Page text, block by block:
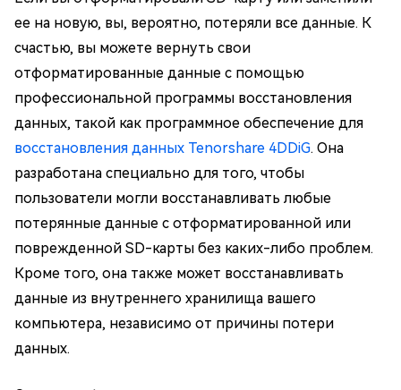
ее на новую, вы, вероятно, потеряли все данные. К
счастью, вы можете вернуть свои
отформатированные данные с помощью
профессиональной программы восстановления
данных, такой как программное обеспечение для
восстановления данных Tenorshare 4DDiG. Она
разработана специально для того, чтобы
пользователи могли восстанавливать любые
потерянные данные с отформатированной или
поврежденной SD-карты без каких-либо проблем.
Кроме того, она также может восстанавливать
данные из внутреннего хранилища вашего
компьютера, независимо от причины потери
данных.